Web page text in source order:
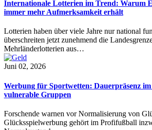
Internationale Lotterien im Trend: Warum
immer mehr Aufmerksamkeit erhält
Lotterien haben über viele Jahre nur national
überschreiten jetzt zunehmend die
Mehrländerlotterien aus…
Juni 02, 2026
Werbung für Sportwetten: Dauerpräsenz
vulnerable Gruppen
Forschende warnen vor Normalisierung von
Glücksspielwerbung gehört im Profifußball